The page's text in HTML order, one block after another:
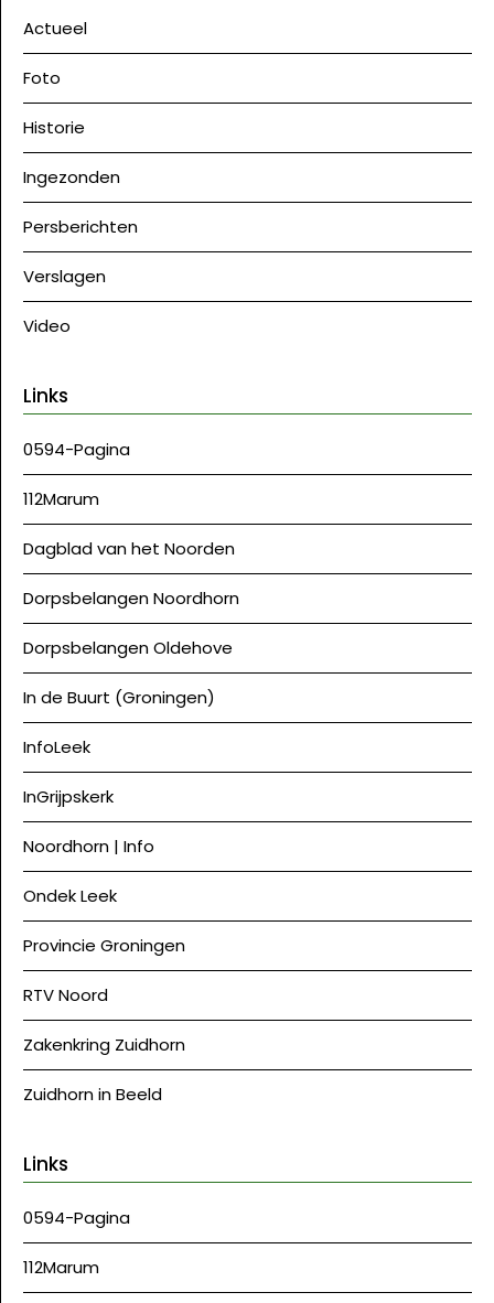
Actueel
Foto
Historie
Ingezonden
Persberichten
Verslagen
Video
Links
0594-Pagina
112Marum
Dagblad van het Noorden
Dorpsbelangen Noordhorn
Dorpsbelangen Oldehove
In de Buurt (Groningen)
InfoLeek
InGrijpskerk
Noordhorn | Info
Ondek Leek
Provincie Groningen
RTV Noord
Zakenkring Zuidhorn
Zuidhorn in Beeld
Links
0594-Pagina
112Marum